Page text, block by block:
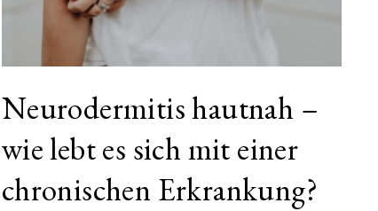
Neurodermitis hautnah –
wie lebt es sich mit einer
chronischen Erkrankung?